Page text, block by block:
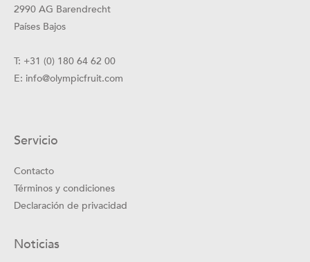
2990 AG Barendrecht
Países Bajos
T: +31 (0) 180 64 62 00
E: info@olympicfruit.com
Servicio
Contacto
Términos y condiciones
Declaración de privacidad
Noticias